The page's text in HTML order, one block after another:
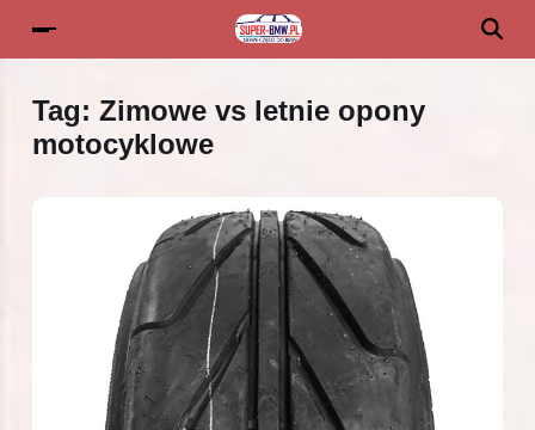
Tag: Zimowe vs letnie opony
motocyklowe